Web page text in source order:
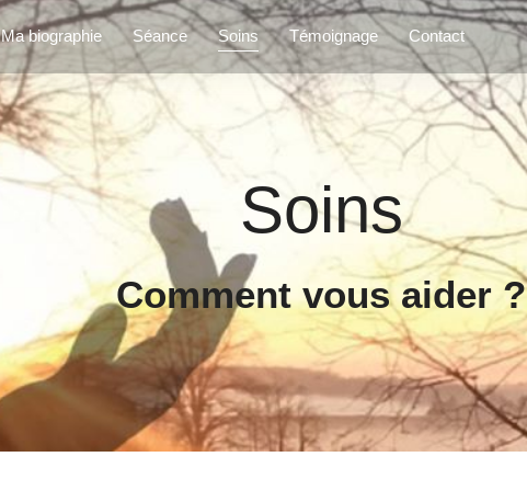
Ma biographie Séance Soins Témoignage Contact
Soins
Comment vous aider ?